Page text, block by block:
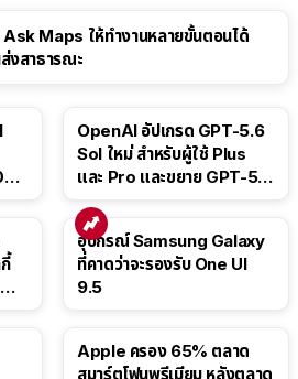
Maps ให้ทำงานหลายขั้นตอนได้
งสาธารณะ
OpenAI อัปเกรด GPT-5.6
Sol ใหม่ สำหรับผู้ใช้ Plus
และ Pro และขยาย GPT-5.6
อุปกรณ์ Samsung Galaxy
ที่คาดว่าจะรองรับ One UI
9.5
Apple ครอง 65% ตลาด
สมาร์ตโฟนพรีเมียม หลังตลาด